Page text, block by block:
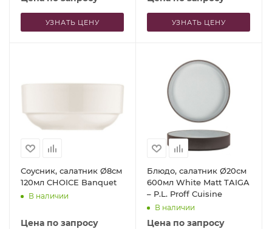
УЗНАТЬ ЦЕНУ УЗНАТЬ ЦЕНУ
Соусник, салатник Ø8см
120мл CHOICE Banquet
В наличии
Цена по запросу
Блюдо, салатник Ø20см
600мл White Matt TAIGA
– P.L. Proff Cuisine
В наличии
Цена по запросу